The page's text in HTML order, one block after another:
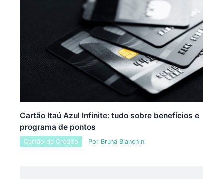
Cartão Itaú Azul Infinite: tudo sobre benefícios e
programa de pontos
Cartão de Crédito Por Bruna Bianchin